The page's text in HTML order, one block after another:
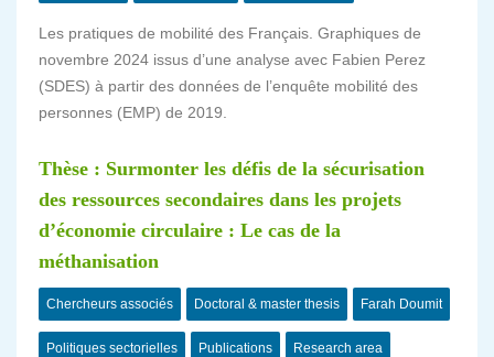
Les pratiques de mobilité des Français. Graphiques de
novembre 2024 issus d’une analyse avec Fabien Perez
(SDES) à partir des données de l’enquête mobilité des
personnes (EMP) de 2019.
Thèse : Surmonter les défis de la sécurisation
des ressources secondaires dans les projets
d’économie circulaire : Le cas de la
méthanisation
Chercheurs associés Doctoral & master thesis Farah Doumit
Politiques sectorielles Publications Research area